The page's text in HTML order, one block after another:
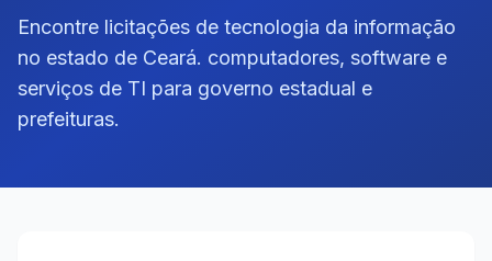
Encontre licitações de tecnologia da informação
no estado de Ceará. computadores, software e
serviços de TI para governo estadual e
prefeituras.